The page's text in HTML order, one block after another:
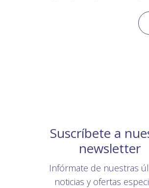
Suscríbete a
newsletter
Infórmate de nuestras
noticias y ofertas